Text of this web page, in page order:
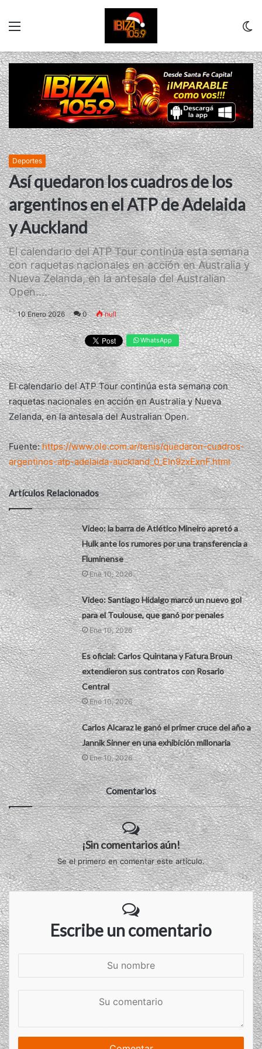
Deportes
Así quedaron los cuadros de los
argentinos en el ATP de Adelaida
y Auckland
El calendario del ATP Tour continúa esta semana
con raquetas nacionales en acción en Australia y
Nueva Zelanda, en la antesala del Australian
Open....
10 Enero 2026 0 null
WhatsApp
El calendario del ATP Tour continúa esta semana con
raquetas nacionales en acción en Australia y Nueva
Zelanda, en la antesala del Australian Open.
Fuente:https://www.ole.com.ar/tenis/quedaron-cuadros-
argentinos-atp-adelaida-auckland_0_EIn9zxExnF.html
Artículos Relacionados
Video: la barra de Atlético Mineiro apretó a
Hulk ante los rumores por una transferencia a
Fluminense
Ene 10, 2026
Video: Santiago Hidalgo marcó un nuevo gol
para el Toulouse, que ganó por penales
Ene 10, 2026
Es oficial: Carlos Quintana y Fatura Broun
extendieron sus contratos con Rosario
Central
Ene 10, 2026
Carlos Alcaraz le ganó el primer cruce del año a
Jannik Sinner en una exhibición millonaria
Ene 10, 2026
Comentarios
¡Sin comentarios aún!
Se el primero en comentar este artículo.
Escribe un comentario